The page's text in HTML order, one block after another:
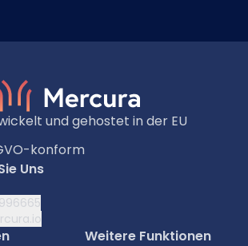
und gehostet in der EU
konform
Uns
Weitere Funktionen